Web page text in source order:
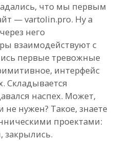
что мы первым
— vartolin.pro. Ну а
него
взаимодействуют с
первые тревожные
интерфейс
Складывается
наспех. Может,
нужен? Такое, знаете
проектами:
закрылись.